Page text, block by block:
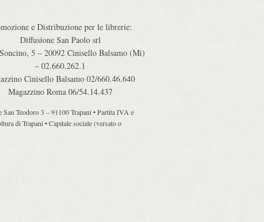
e Distribuzione per le librerie:
Diffusione San Paolo srl
5 – 20092 Cinisello Balsamo (Mi)
– 02.660.262.1
Cinisello Balsamo 02/660.46.640
Magazzino Roma 06/54.14.437
Teodoro 3 – 91100 Trapani • Partita IVA e
di Trapani • Capitale sociale (versato o